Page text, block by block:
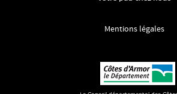
Mentions légales